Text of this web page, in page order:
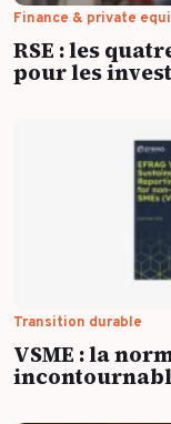
Finance & private
RSE : les
pour les
Transition durable
VSME : la